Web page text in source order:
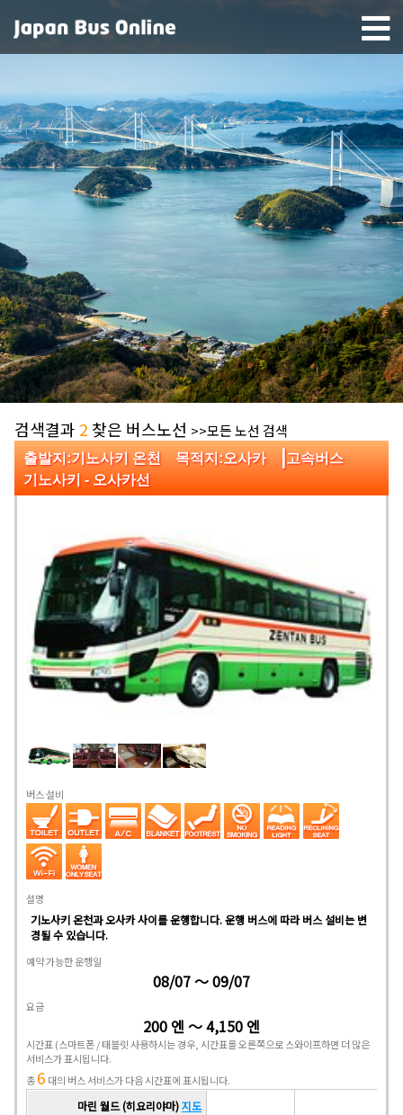
검색결과 2 찾은 버스노선 >>모든 노선 검색
출발지:기노사키 온천 목적지:오사카 |고속버스
기노사키 - 오사카선
버스 설비
설명
기노사키 온천과 오사카 사이를 운행합니다. 운행 버스에 따라 버스 설비는 변
경될 수 있습니다.
예약 가능한 운행일
08/07 ～ 09/07
요금
200 엔 ～ 4,150 엔
시간표(스마트폰 / 태블릿 사용하시는 경우, 시간표를 오른쪽으로 스와이프하면 더 많은
서비스가 표시됩니다.
총6 대의 버스 서비스가 다음 시간표에 표시됩니다.
마린 월드 (히요리야마)지도